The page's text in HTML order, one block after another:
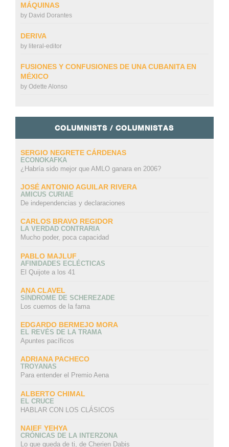
MÁQUINAS
by David Dorantes
DERIVA
by literal-editor
FUSIONES Y CONFUSIONES DE UNA CUBANITA EN
MÉXICO
by Odette Alonso
COLUMNISTS / COLUMNISTAS
SERGIO NEGRETE CÁRDENAS
ECONOKAFKA
¿Habría sido mejor que AMLO ganara en 2006?
JOSÉ ANTONIO AGUILAR RIVERA
AMICUS CURIAE
De independencias y declaraciones
CARLOS BRAVO REGIDOR
LA VERDAD CONTRARIA
Mucho poder, poca capacidad
PABLO MAJLUF
AFINIDADES ECLÉCTICAS
El Quijote a los 41
ANA CLAVEL
SÍNDROME DE SCHEREZADE
Los cuernos de la fama
EDGARDO BERMEJO MORA
EL REVÉS DE LA TRAMA
Apuntes pacíficos
ADRIANA PACHECO
TROYANAS
Para entender el Premio Aena
ALBERTO CHIMAL
EL CRUCE
HABLAR CON LOS CLÁSICOS
NAIEF YEHYA
CRÓNICAS DE LA INTERZONA
Lo que queda de ti, de Cherien Dabis